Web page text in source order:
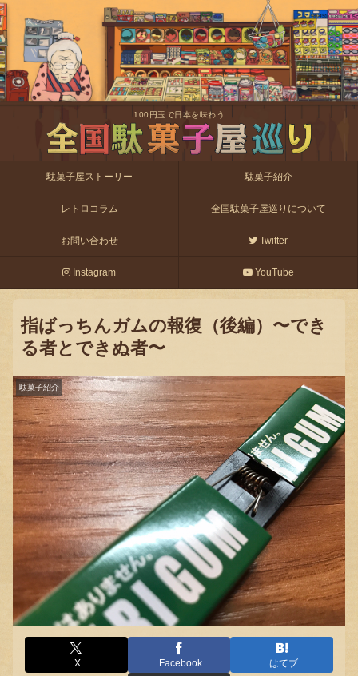
100円玉で日本を味わう
駄菓子屋ストーリー 駄菓子紹介
レトロコラム 全国駄菓子屋巡りについて
お問い合わせ Twitter
Instagram YouTube
指ばっちんガムの報復（後編）〜でき
る者とできぬ者〜
駄菓子紹介
X Facebook はてブ